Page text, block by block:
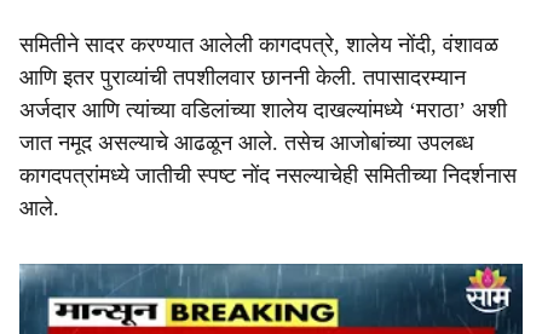
समितीने सादर करण्यात आलेली कागदपत्रे, शालेय नोंदी, वंशावळ
आणि इतर पुराव्यांची तपशीलवार छाननी केली. तपासादरम्यान
अर्जदार आणि त्यांच्या वडिलांच्या शालेय दाखल्यांमध्ये ‘मराठा’ अशी
जात नमूद असल्याचे आढळून आले. तसेच आजोबांच्या उपलब्ध
कागदपत्रांमध्ये जातीची स्पष्ट नोंद नसल्याचेही समितीच्या निदर्शनास
आले.